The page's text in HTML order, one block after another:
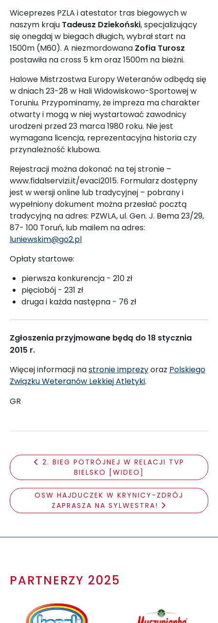
Wiceprezes PZLA i atestator tras biegowych w
naszym kraju Tadeusz Dziekoński, specjalizujący
się onegdaj w biegach długich, wybrał start na
1500m (M60). A niezmordowana Zofia Turosz
postawiła na cross 5 km oraz 1500m na bieżni.
Halowe Mistrzostwa Europy Weteranów odbędą się
w dniach 23-28 w Hali Widowiskowo-Sportowej w
Toruniu. Przypominamy, że impreza ma charakter
otwarty i mogą w niej wystartować zawodnicy
urodzeni przed 23 marca 1980 roku. Nie jest
wymagana licencja, reprezentacyjna historia czy
przynależność klubowa.
Rejestracji można dokonać na tej stronie –
www.fidalservizi.it/evaci2015. Formularz dostępny
jest w wersji online lub tradycyjnej – pobrany i
wypełniony dokument można przesłać pocztą
tradycyjną na adres: PZWLA, ul. Gen. J. Bema 23/29,
87- 100 Toruń, lub mailem na adres:
luniewskim@go2.pl
Opłaty startowe:
pierwsza konkurencja - 210 zł
pięciobój - 231 zł
druga i każda następna - 76 zł
Zgłoszenia przyjmowane będą do 18 stycznia
2015 r.
Więcej informacji nastronie imprezyoraz Polskiego
Związku Weteranów Lekkiej Atletyki.
GR
2. BIEG POTRÓJNEJ W RELACJI TVP
BIELSKO [WIDEO]
OSW HAJDUCZEK W KRYNICY-ZDRÓJ
ZAPRASZA NA SYLWESTRA!
PARTNERZY 2025